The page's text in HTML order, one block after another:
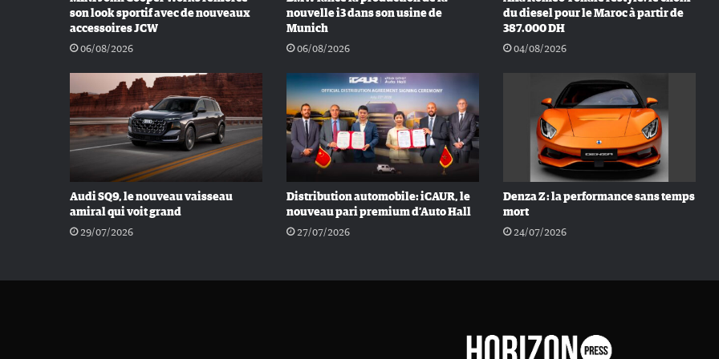
son look sportif avec de nouveaux
accessoires JCW
06/08/2026
nouvelle i3 dans son usine de
Munich
06/08/2026
du diesel pour le Maroc à partir de
387.000 DH
04/08/2026
Audi SQ9, le nouveau vaisseau
amiral qui voit grand
29/07/2026
Distribution automobile: iCAUR, le
nouveau pari premium d’Auto Hall
27/07/2026
Denza Z : la performance sans temps
mort
24/07/2026